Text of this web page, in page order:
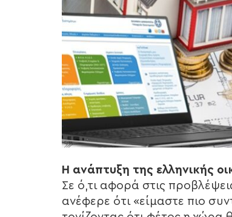
Η ανάπτυξη της ελληνικής
Σε ό,τι αφορά στις
ανέφερε ότι «είμαστε πιο